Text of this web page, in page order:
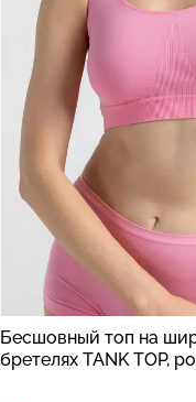
Бесшовный топ на
бретелях TANK TOP,